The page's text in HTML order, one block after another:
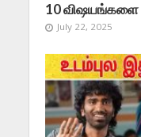
10
July 22, 2025